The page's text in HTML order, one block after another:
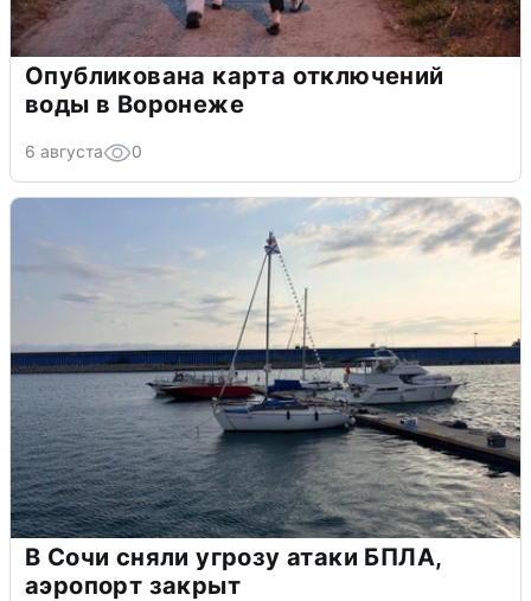
Опубликована карта отключений
воды в Воронеже
6 августа 0
В Сочи сняли угрозу атаки БПЛА,
аэропорт закрыт